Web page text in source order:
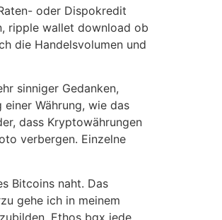
oder Dispokredit
ripple wallet download ob
die Handelsvolumen und
sinniger Gedanken,
Währung, wie das
dass Kryptowährungen
verbergen. Einzelne
Bitcoins naht. Das
gehe ich in meinem
Ethos bqx jede